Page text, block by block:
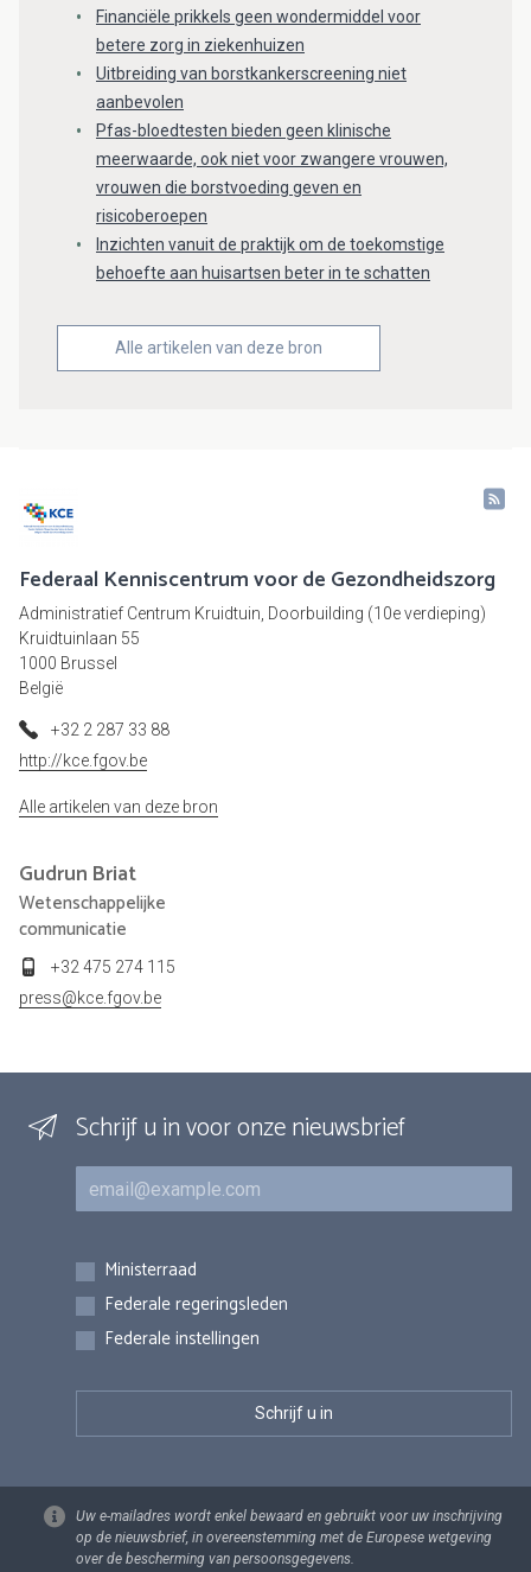
Financiële prikkels geen wondermiddel voor
betere zorg in ziekenhuizen
Uitbreiding van borstkankerscreening niet
aanbevolen
Pfas-bloedtesten bieden geen klinische
meerwaarde, ook niet voor zwangere vrouwen,
vrouwen die borstvoeding geven en
risicoberoepen
Inzichten vanuit de praktijk om de toekomstige
behoefte aan huisartsen beter in te schatten
Alle artikelen van deze bron
Federaal Kenniscentrum voor de Gezondheidszorg
Administratief Centrum Kruidtuin, Doorbuilding (10e verdieping)
Kruidtuinlaan 55
1000 Brussel
België
+32 2 287 33 88
http://kce.fgov.be
Alle artikelen van deze bron
Gudrun Briat
Wetenschappelijke
communicatie
+32 475 274 115
press@kce.fgov.be
Schrijf u in voor onze nieuwsbrief
E-mail
Inschrijvingen
Ministerraad
Federale regeringsleden
Federale instellingen
Uw e-mailadres wordt enkel bewaard en gebruikt voor uw inschrijving
op de nieuwsbrief, in overeenstemming met de Europese wetgeving
over de bescherming van persoonsgegevens.